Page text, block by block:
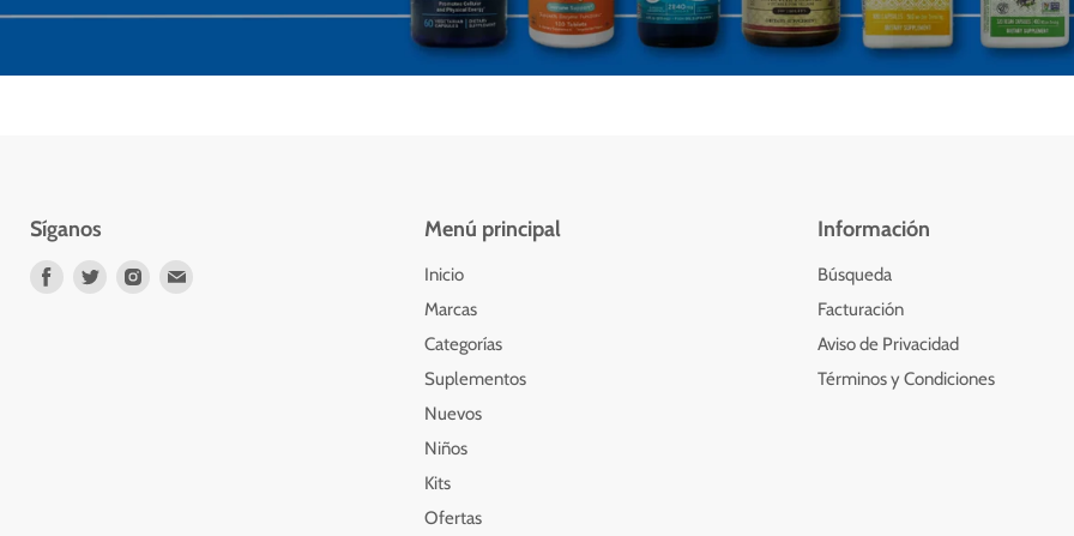
Síganos
EncuéntrenosEncuéntrenosEncuéntrenos
Menú principal
Inicio
Marcas
Categorías
Suplementos
Nuevos
Niños
Kits
Ofertas
Información
Búsqueda
Facturación
Aviso de Privacidad
Términos y Condiciones